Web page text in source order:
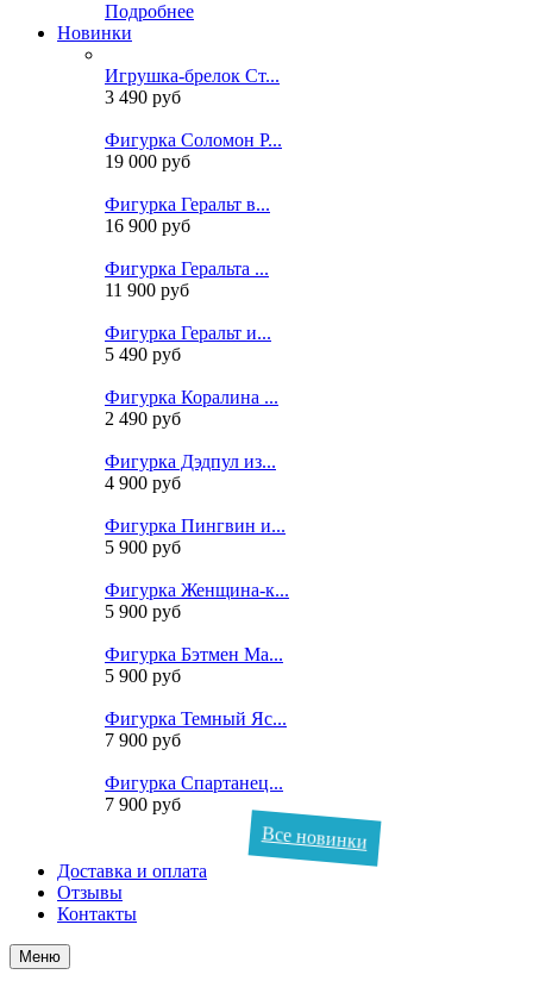
Подробнее
Новинки
Игрушка-брелок Ст...
3 490 руб
Фигурка Соломон Р...
19 000 руб
Фигурка Геральт в...
16 900 руб
Фигурка Геральта ...
11 900 руб
Фигурка Геральт и...
5 490 руб
Фигурка Коралина ...
2 490 руб
Фигурка Дэдпул из...
4 900 руб
Фигурка Пингвин и...
5 900 руб
Фигурка Женщина-к...
5 900 руб
Фигурка Бэтмен Ма...
5 900 руб
Фигурка Темный Яс...
7 900 руб
Фигурка Спартанец...
7 900 руб
Все новинки
Доставка и оплата
Отзывы
Контакты
Меню